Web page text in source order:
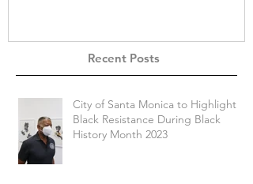
Recent Posts
City of Santa Monica to Highlight
Black Resistance During Black
History Month 2023